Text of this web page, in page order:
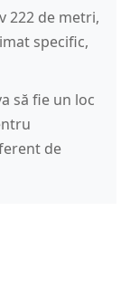
222 de metri,
specific,
să fie un loc
de